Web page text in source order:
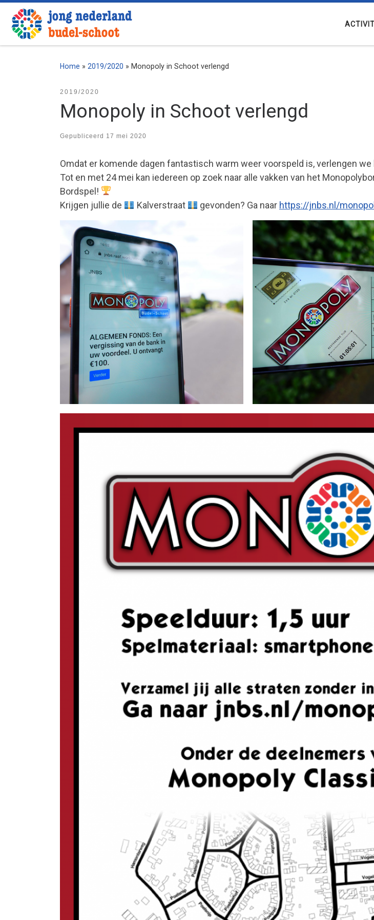
Ga naar inhoud
Home » 2019/2020 » Monopoly in Schoot verlengd
2019/2020
Monopoly in Schoot verlengd
Gepubliceerd 17 mei 2020
Omdat er komende dagen fantastisch warm weer voorspeld is, verlengen we
Tot en met 24 mei kan iedereen op zoek naar alle vakken van het
Bordspel!
Krijgen jullie de
Kalverstraat gevonden? Ga naar https://jnbs.nl/